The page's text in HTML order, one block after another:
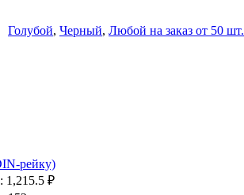
Голубой, Черный, Любой на заказ от 50 шт.
рейку)
1,215.5 ₽